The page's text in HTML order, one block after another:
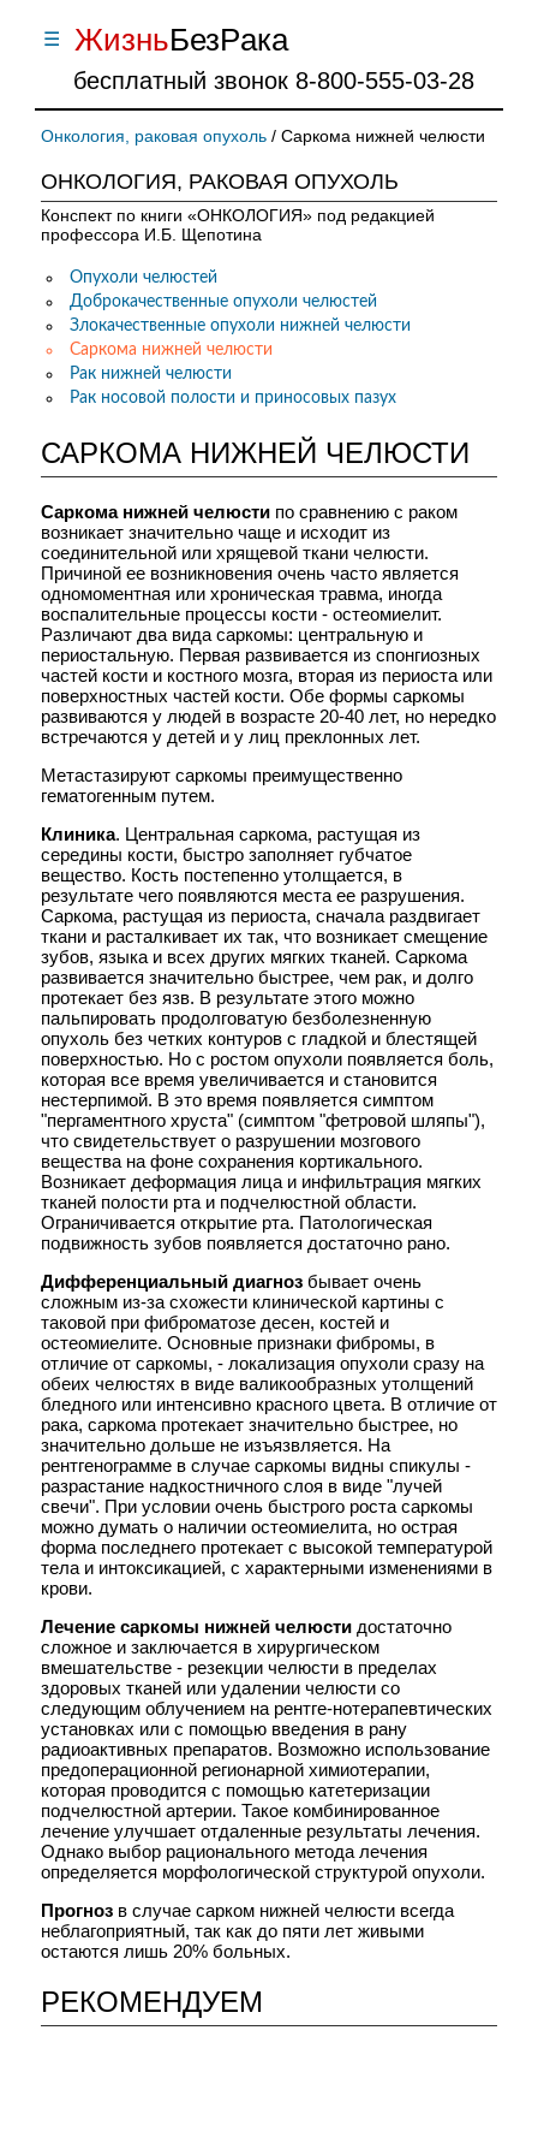
X
ОНКОЛОГИЯ,
РАКОВАЯ ОПУХОЛЬ
Конспект по книги «ОНКОЛОГИЯ» под
Предопухолевые заболевания.
Классификация злокачественных
опухолей
Общие принципы лечения
больных раком
Хирургический метод лечения
Лучевой метод лечения
Химиотерапевтический метод
лечения
Иммунотерапия
Гипертермия
Симптоматическое лечение
Реабилитации в онкологии
ОПУХОЛИ ГОЛОВЫ И ШЕИ
Опухоли века >>>
Опухоли наружного уха >>>
Опухоли слизистой оболочки
ротовой полости >>>
Рак губы >>>
Злокачественные опухоли глотки
Опухоли гортани >>>
Опухоли челюстей >>>
Опухоли слюнных желез >>>
Метастазы рака в лимфатические
узлы шеи >>>
ОПУХОЛИ СРЕДОСТЕНИЯ
Опухоли средостения >>>
ОПУХОЛИ ЛЕГКИХ
Рак легких >>>
РАК ПИЩЕВОДА
Рак пищевода >>>
РАК МОЛОЧНОЙ ЖЕЛЕЗЫ
Рак молочной железы >>>
РАК ЖЕЛУДКА
Рак желудка >>>
ОПУХОЛИ ТОНКОЙ КИШКИ И БРЫЖЕЙКИ
Опухоли тонкой кишки и
Рак тонкой кишки >>>
ОПУХОЛИ ТОЛСТОЙ КИШКИ
Доброкачественные опухоли
ободочной и прямой кишок >>>
Рак ободочной кишки >>>
Рак прямой кишки >>>
ОПУХОЛИ
ГЕПАТОПАНКРЕАТОДУОДЕНАЛЬНОЙ
ЗОНЫ
Рак поджелудочной железы >>>
Рак Фатерового соска >>>
Рак желчного пузыря >>>
Опухоли печени >>>
ОПУХОЛИ ЗАБРЮШИННОГО
ПРОСТРАНСТВА И МАЛОГО ТАЗА
Опухоли забрюшинного
пространства и малого таза >>>
ВОСПАЛИТЕЛЬНЫЕ ПСЕВДООПУХОЛИ
БРЮШНОЙ СТЕНКИ И
ПИЩЕВАРИТЕЛЬНОГО ТРАКТА
Воспалительные псевдоопухоли
брюшной стенки и
пищеварительного тракта >>>
ОПУХОЛИ КОСТЕЙ
Опухоли костей >>>
Саркомы костей >>>
Опухоли мягких тканей >>>
☰ ЖизньБезPака
бесплатный звонок 8-800-555-03-28
Онкология, раковая опухоль / Саркома нижней челюсти
ОНКОЛОГИЯ, РАКОВАЯ ОПУХОЛЬ
Конспект по книги «ОНКОЛОГИЯ» под редакцией
профессора И.Б. Щепотина
Опухоли челюстей
Доброкачественные опухоли челюстей
Злокачественные опухоли нижней челюсти
Саркома нижней челюсти
Рак нижней челюсти
Рак носовой полости и приносовых пазух
САРКОМА НИЖНЕЙ ЧЕЛЮСТИ
Саркома нижней челюсти по сравнению с раком
возникает значительно чаще и исходит из
соединительной или хрящевой ткани челюсти.
Причиной ее возникновения очень часто является
одномоментная или хроническая травма, иногда
воспалительные процессы кости - остеомиелит.
Различают два вида саркомы: центральную и
периостальную. Первая развивается из спонгиозных
частей кости и костного мозга, вторая из периоста или
поверхностных частей кости. Обе формы саркомы
развиваются у людей в возрасте 20-40 лет, но нередко
встречаются у детей и у лиц преклонных лет.
Метастазируют саркомы преимущественно
гематогенным путем.
Клиника. Центральная саркома, растущая из
середины кости, быстро заполняет губчатое
вещество. Кость постепенно утолщается, в
результате чего появляются места ее разрушения.
Саркома, растущая из периоста, сначала раздвигает
ткани и расталкивает их так, что возникает смещение
зубов, языка и всех других мягких тканей. Саркома
развивается значительно быстрее, чем рак, и долго
протекает без язв. В результате этого можно
пальпировать продолговатую безболезненную
опухоль без четких контуров с гладкой и блестящей
поверхностью. Но с ростом опухоли появляется боль,
которая все время увеличивается и становится
нестерпимой. В это время появляется симптом
"пергаментного хруста" (симптом "фетровой шляпы"),
что свидетельствует о разрушении мозгового
вещества на фоне сохранения кортикального.
Возникает деформация лица и инфильтрация мягких
тканей полости рта и подчелюстной области.
Ограничивается открытие рта. Патологическая
подвижность зубов появляется достаточно рано.
Дифференциальный диагноз бывает очень
сложным из-за схожести клинической картины с
таковой при фиброматозе десен, костей и
остеомиелите. Основные признаки фибромы, в
отличие от саркомы, - локализация опухоли сразу на
обеих челюстях в виде валикообразных утолщений
бледного или интенсивно красного цвета. В отличие от
рака, саркома протекает значительно быстрее, но
значительно дольше не изъязвляется. На
рентгенограмме в случае саркомы видны спикулы -
разрастание надкостничного слоя в виде "лучей
свечи". При условии очень быстрого роста саркомы
можно думать о наличии остеомиелита, но острая
форма последнего протекает с высокой температурой
тела и интоксикацией, с характерными изменениями в
крови.
Лечение саркомы нижней челюсти достаточно
сложное и заключается в хирургическом
вмешательстве - резекции челюсти в пределах
здоровых тканей или удалении челюсти со
следующим облучением на рентге-нотерапевтических
установках или с помощью введения в рану
радиоактивных препаратов. Возможно использование
предоперационной регионарной химиотерапии,
которая проводится с помощью катетеризации
подчелюстной артерии. Такое комбинированное
лечение улучшает отдаленные результаты лечения.
Однако выбор рационального метода лечения
определяется морфологической структурой опухоли.
Прогноз в случае сарком нижней челюсти всегда
неблагоприятный, так как до пяти лет живыми
остаются лишь 20% больных.
РЕКОМЕНДУЕМ